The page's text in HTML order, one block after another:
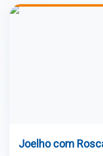
Joelho com